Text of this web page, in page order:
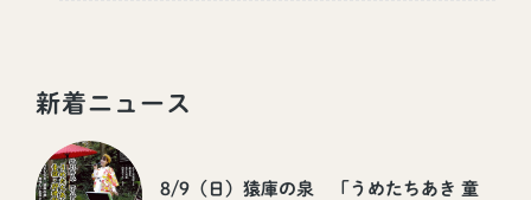
新着ニュース
8/9（日）猿庫の泉 「うめたちあき 童